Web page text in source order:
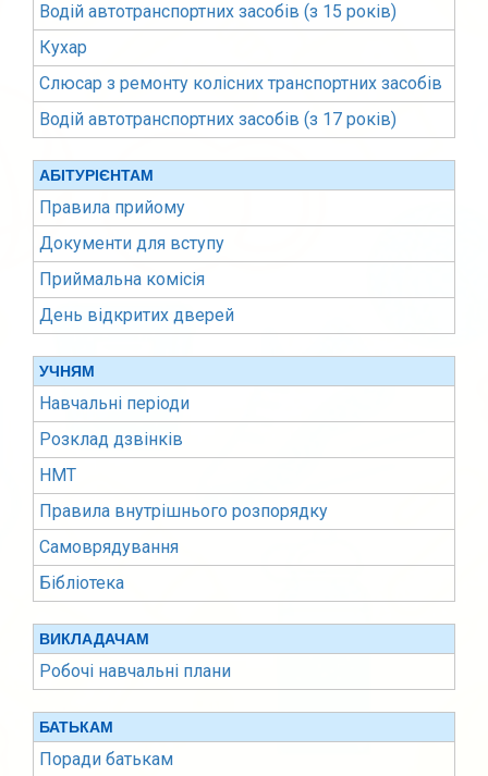
Водій автотранспортних засобів (з 15 років)
Кухар
Слюсар з ремонту колісних транспортних засобів
Водій автотранспортних засобів (з 17 років)
АБІТУРІЄНТАМ
Правила прийому
Документи для вступу
Приймальна комісія
День відкритих дверей
УЧНЯМ
Навчальні періоди
Розклад дзвінків
НМТ
Правила внутрішнього розпорядку
Самоврядування
Бібліотека
ВИКЛАДАЧАМ
Робочі навчальні плани
БАТЬКАМ
Поради батькам